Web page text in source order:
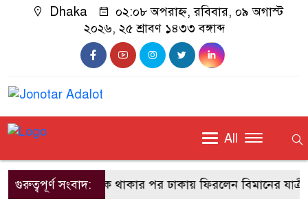
Dhaka
০২:০৮ অপরাহ্ন, রবিবার, ০৯ অগাস্ট
২০২৬, ২৫ শ্রাবণ ১৪৩৩ বঙ্গাব্দ
All
গুরুত্বপূর্ণ সংবাদ:আটকে থাকার পর ঢাকায় ফিরলেন বিমানের যাত্রীরা